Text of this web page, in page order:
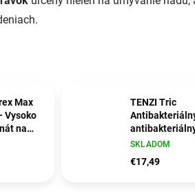
Max
Vysoko
na
TENZI Tric
prostriedok na
povrchov
SKLADOM
€17,49